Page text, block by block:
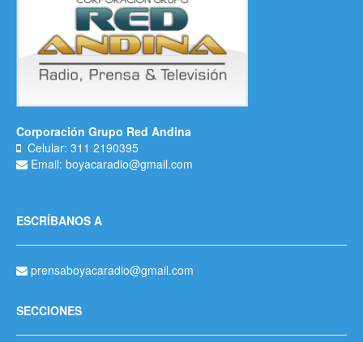
Corporación Grupo Red Andina
Celular: 311 2190395
Email: boyacaradio@gmail.com
ESCRÍBANOS A
prensaboyacaradio@gmail.com
SECCIONES